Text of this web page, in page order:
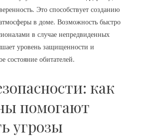
Это способствует созданию
в доме. Возможность быстро
в случае непредвиденных
уровень защищенности и
состояние обитателей.
как
помогают
угрозы